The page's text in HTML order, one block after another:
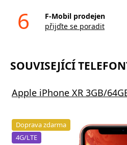
6
F-Mobil prodejen
přijďte se poradit
SOUVISEJÍCÍ
Apple iPhone XR 3GB/
Doprava zdarma
4G/LTE